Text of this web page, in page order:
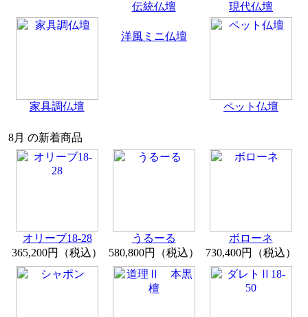
伝統仏壇 現代仏壇
家具調仏壇
洋風ミニ仏壇
ペット仏壇
8月 の新着商品
オリーブ18-28
365,200円（税込）
うるーる
580,800円（税込）
ボローネ
730,400円（税込）